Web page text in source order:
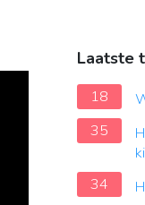
Laatste
18
35
34